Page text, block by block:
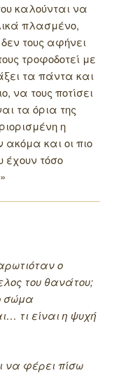
καλούνται να
πλασμένο,
τους αφήνει
τροφοδοτεί με
τα πάντα και
να τους ποτίσει
τα όρια της
η
και οι πιο
τόσο
ο
του θανάτου;
σώμα
τι είναι η ψυχή
να φέρει πίσω